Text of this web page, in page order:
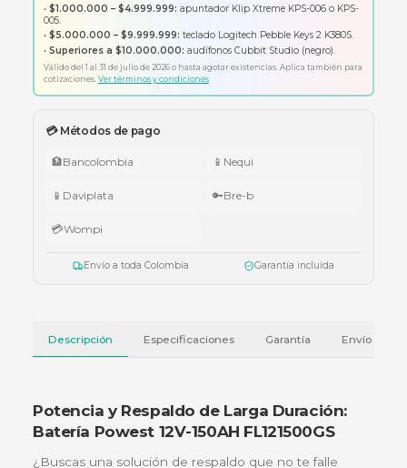
Pago seguro Wompi PSE Tarjetas Crédito/Débito
Envío a todo Colombia Garantía oficial
• $1.000.000 – $4.999.999:
005.
•$5.000.000 – $9.999.999:
teclado Logitech Pebble Keys 2
Válido del 1 al 31 de julio de 2026 o hasta agotar existencias. Aplica también
💳 Métodos de pago
📱Daviplata Bre-b
Envío a toda Colombia Garantía incluida